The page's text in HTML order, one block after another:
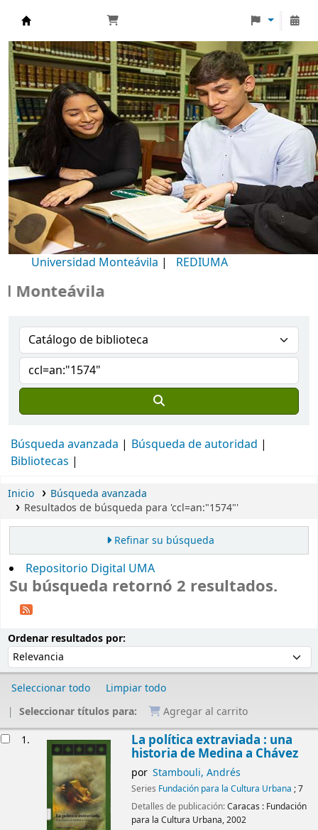
Biblioteca Universidad Monteávila
Universidad Monteávila | REDIUMA
Búsqueda avanzada
Búsqueda de autoridad
Bibliotecas
Inicio
Búsqueda avanzada
Resultados de búsqueda para 'ccl=an:"1574"'
Refinar su búsqueda
Repositorio Digital UMA
Su búsqueda retornó 2 resultados.
Ordenar resultados por:
Seleccionar todo
Limpiar todo
Seleccionar títulos para:
Agregar al carrito
1. La política extraviada : una
historia de Medina a Chávez
por Stambouli, Andrés
Series Fundación para la Cultura Urbana ; 7
Detalles de publicación:Caracas : Fundación
para la Cultura Urbana,2002